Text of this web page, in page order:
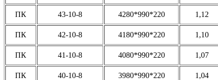
ПК 43-10-8 4280*990*220 1,12
ПК 42-10-8 4180*990*220 1,10
ПК 41-10-8 4080*990*220 1,07
ПК 40-10-8 3980*990*220 1,04